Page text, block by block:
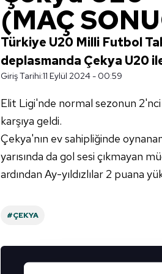
(MAÇ
Türkiye U20 Milli Futbol
deplasmanda Çekya U20
Giriş Tarihi:11 Eylül 2024 - 00:59
Elit Ligi'nde normal sezonun 2'nci
karşıya geldi.
Çekya'nın ev sahipliğinde
yarısında da gol sesi çıkmayan
ardından Ay-yıldızlılar 2 puana
#ÇEKYA